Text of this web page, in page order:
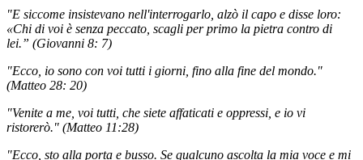
"E siccome insistevano nell'interrogarlo, alzò il capo e disse loro:
«Chi di voi è senza peccato, scagli per primo la pietra contro di
lei.” (Giovanni 8: 7)
"Ecco, io sono con voi tutti i giorni, fino alla fine del mondo."
(Matteo 28: 20)
"Venite a me, voi tutti, che siete affaticati e oppressi, e io vi
ristorerò." (Matteo 11:28)
"Ecco, sto alla porta e busso. Se qualcuno ascolta la mia voce e mi